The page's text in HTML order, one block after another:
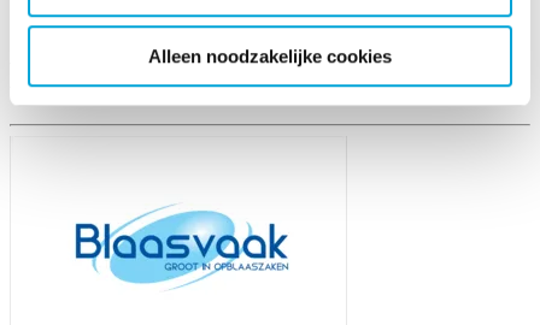
Alleen noodzakelijke cookies
Blaasvaak